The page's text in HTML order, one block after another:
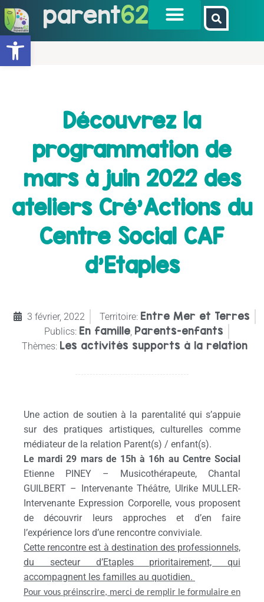
Ouvrir la barre d’outils
parent62
Découvrez la
programmation de
mars à juin 2022 des
ateliers Cré’Actions du
Centre Social CAF
d’Etaples
3 février, 2022 Territoire: Entre Mer et Terres
Publics: En famille Parents-enfants
Thèmes: Les activités supports à la relation
Une action de soutien à la parentalité qui s’appuie
sur des pratiques artistiques, culturelles comme
médiateur de la relation Parent(s) / enfant(s).
Le mardi 29 mars de 15h à 16h au Centre Social
Etienne PINEY – Musicothérapeute, Chantal
GUILBERT – Intervenante Théâtre, Ulrike MULLER-
Intervenante Expression Corporelle, vous proposent
de découvrir leurs approches et d’en faire
l’expérience lors d’une rencontre conviviale.
Cette rencontre est à destination des professionnels,
du secteur d’Etaples prioritairement, qui
accompagnent les familles au quotidien.
Pour vous préinscrire, merci de remplir le formulaire en